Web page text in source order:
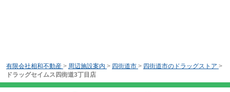
有限会社相和不動産 > 周辺施設案内 > 四街道市 > 四街道市のドラッグストア >
ドラッグセイムス四街道3丁目店